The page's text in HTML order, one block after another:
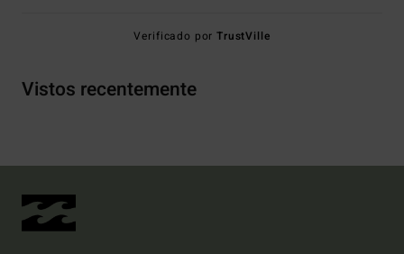
Verificado porTrustVille
Vistos recentemente